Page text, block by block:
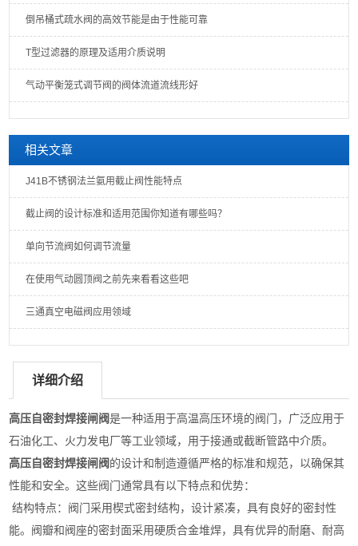
倒吊桶式疏水阀的高效节能是由于性能可靠
T型过滤器的原理及适用介质说明
气动平衡笼式调节阀的阀体流道流线形好
相关文章
J41B不锈钢法兰氨用截止阀性能特点
截止阀的设计标准和适用范围你知道有哪些吗？
单向节流阀如何调节流量
在使用气动圆顶阀之前先来看看这些吧
三通真空电磁阀应用领域
详细介绍
高压自密封焊接闸阀是一种适用于高温高压环境的阀门，‌广泛应用于
石油化工、‌火力发电厂等工业领域，‌用于接通或截断管路中介质。‌
高压自密封焊接闸阀的设计和制造遵循严格的标准和规范，‌以确保其
性能和安全。‌这些阀门通常具有以下特点和优势：‌
结构特点：‌阀门采用楔式密封结构，‌设计紧凑，‌具有良好的密封性
能。‌阀瓣和阀座的密封面采用硬质合金堆焊，‌具有优异的耐磨、‌耐高